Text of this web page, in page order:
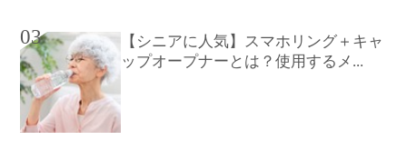
03
【シニアに人気】スマホリング＋キャ
ップオープナーとは？使用するメ...